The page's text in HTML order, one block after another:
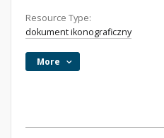
Resource Type:
dokument ikonograficzny
More